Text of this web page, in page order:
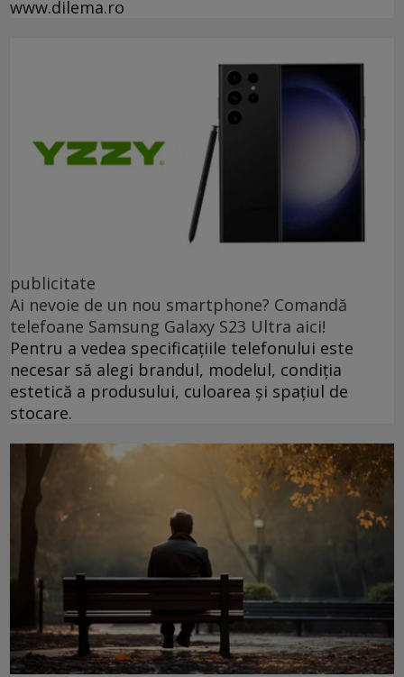
www.dilema.ro
publicitate
Ai nevoie de un nou smartphone? Comandă
telefoane Samsung Galaxy S23 Ultra aici!
Pentru a vedea specificațiile telefonului este
necesar să alegi brandul, modelul, condiția
estetică a produsului, culoarea și spațiul de
stocare.